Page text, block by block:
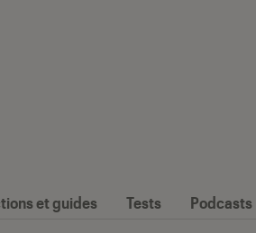
et guides Tests Podcasts